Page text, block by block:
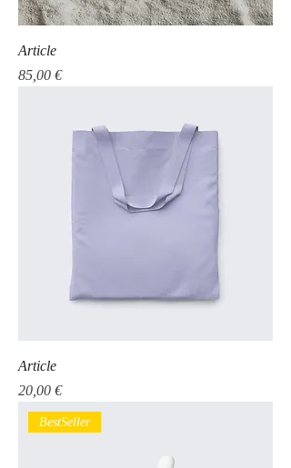
Article
Prix
85,00 €
Article
Prix
20,00 €
BestSeller